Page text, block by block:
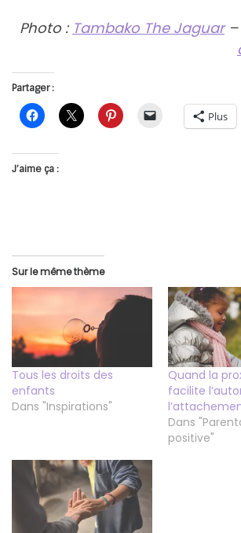
Photo : Tambako The Jaguar–
Partager :
Plus
J’aime ça :
Sur le même thème
Tous les droits des
enfants
Dans "Inspirations"
Quand la
facilite
Dans
positive"